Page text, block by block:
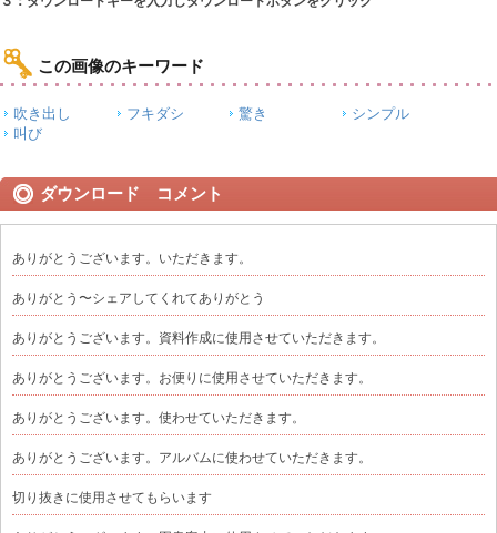
この画像のキーワード
吹き出し フキダシ 驚き
シンプル
叫び
ダウンロード コメント
ありがとうございます。いただきます。
ありがとう〜シェアしてくれてありがとう
ありがとうございます。資料作成に使用させていただきます。
ありがとうございます。お便りに使用させていただきます。
ありがとうございます。使わせていただきます。
ありがとうございます。アルバムに使わせていただきます。
切り抜きに使用させてもらいます